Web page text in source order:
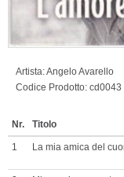
Artista:Angelo Avarello
Codice Prodotto: cd0043
Nr. Titolo
1 La mia amica del